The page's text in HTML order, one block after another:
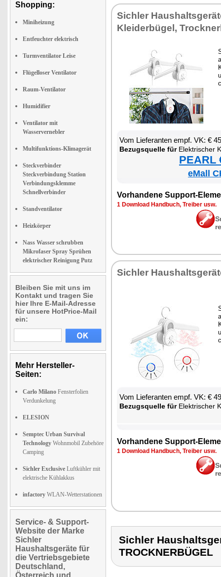
Shopping:
Miniheizung
Entfeuchter elektrisch
Turmventilator Leise
Flügelloser Ventilator
Raum-Ventilator
Humidifier
Ventilator mit
Wasservernebler
Multifunktions-Klimagerät
Steckverbinder
Steckverbindung Station
Verbindungsklemme
Schnellverbinder
Standventilator
Heizkörper
Nass Wasser schrubben
Mikrofaser Spray Sprühen
elektrischer Reinigung Putz
Bleiben Sie mit uns im
Kontakt und tragen Sie
hier Ihre E-Mail-Adresse
für unsere HotPrice-Mail
ein:
Mehr Hersteller-
Seiten:
Carlo Milano Fensterfolien
Verdunkelung
ELESION
Semptec Urban Survival
Technology Wohnmobil Zubehöre
Camping
Sichler Exclusive Luftkühler mit
elektrische Kühlakkus
infactory WLAN-Wetterstationen
Service- & Support-
Website der Marke
Sichler
Haushaltsgeräte für
die Vertriebsgebiete
Deutschland,
Österreich und
Sich­ler
Klei­der­bü­gel,
Vom Lie­fe­ran­ten empf. VK: €
Be­zugs­quel­le fürElek­tri­scher
PEARL
eMall
Vor­han­de­ne Sup­port-
1 Down­load Hand­buch, Trei­ber usw.
Sich­ler
Vom Lie­fe­ran­ten empf. VK: €
Be­zugs­quel­le fürElek­tri­scher
Vor­han­de­ne Sup­port-
1 Down­load Hand­buch, Trei­ber usw.
Sichler
TROCKNERBÜGEL